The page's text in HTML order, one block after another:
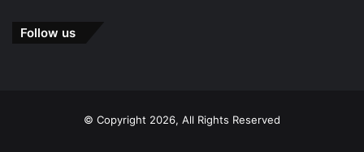
Follow us
© Copyright 2026, All Rights Reserved